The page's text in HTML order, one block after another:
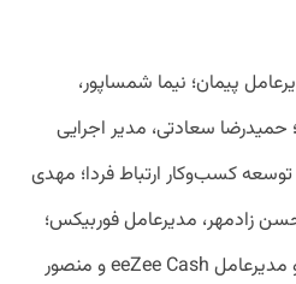
پیمان؛ نیما شمساپور،
حمیدرضا سعادتی، مدیر اجرایی
کسب‌وکار ارتباط فردا؛ مهدی
زادمهر، مدیرعامل فوربیکس؛
ساسان احمدی، هم‌بنیان‌گذار و مدیرعامل eeZee Cash و منصور